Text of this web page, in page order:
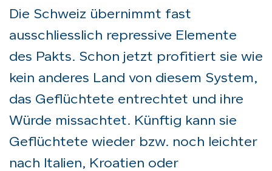
Die Schweiz übernimmt fast
ausschliesslich repressive Elemente
des Pakts. Schon jetzt profitiert sie wie
kein anderes Land von diesem System,
das Geflüchtete entrechtet und ihre
Würde missachtet. Künftig kann sie
Geflüchtete wieder bzw. noch leichter
nach Italien, Kroatien oder